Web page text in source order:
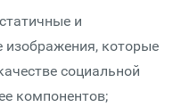
и
которые
социальной
компонентов;